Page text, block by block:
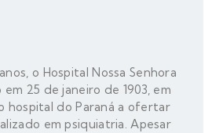
o Hospital Nossa Senhora
25 de janeiro de 1903, em
hospital do Paraná a ofertar
em psiquiatria. Apesar